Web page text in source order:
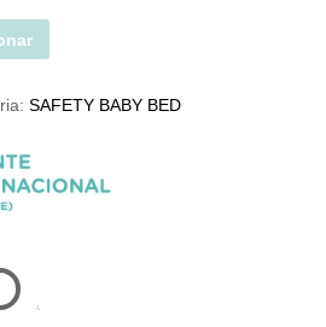
SAFETY BABY BED